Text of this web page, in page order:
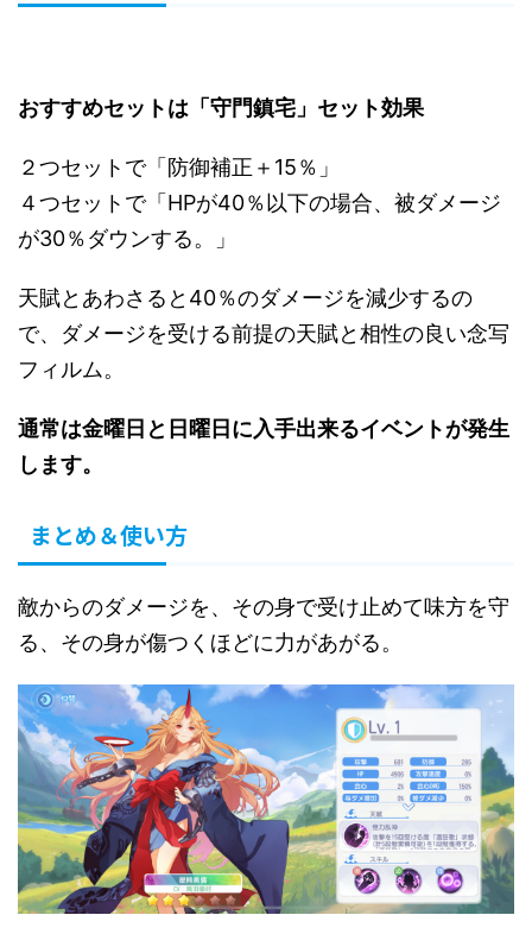
おすすめセットは「守門鎮宅」セット効果
２つセットで「防御補正＋15％」
４つセットで「HPが40％以下の場合、被ダメージ
が30％ダウンする。」
天賦とあわさると40％のダメージを減少するの
で、ダメージを受ける前提の天賦と相性の良い念写
フィルム。
通常は金曜日と日曜日に入手出来るイベントが発生
します。
まとめ＆使い方
敵からのダメージを、その身で受け止めて味方を守
る、その身が傷つくほどに力があがる。